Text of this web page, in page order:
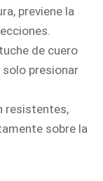
previene la
de cuero
presionar
resistentes,
sobre la